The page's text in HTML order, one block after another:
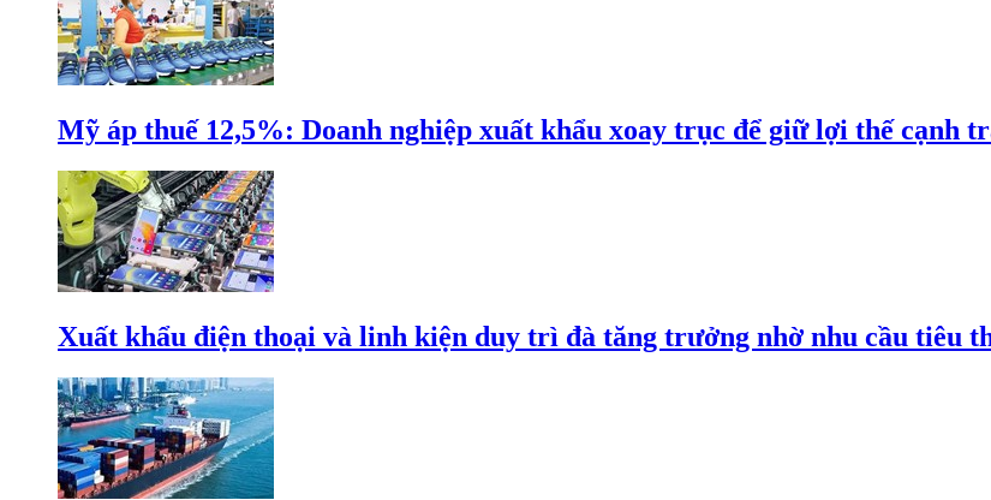
Mỹ áp thuế 12,5%: Doanh nghiệp xuất khẩu xoay trục để giữ lợi thế cạnh
Xuất khẩu điện thoại và linh kiện duy trì đà tăng trưởng nhờ nhu cầu tiêu